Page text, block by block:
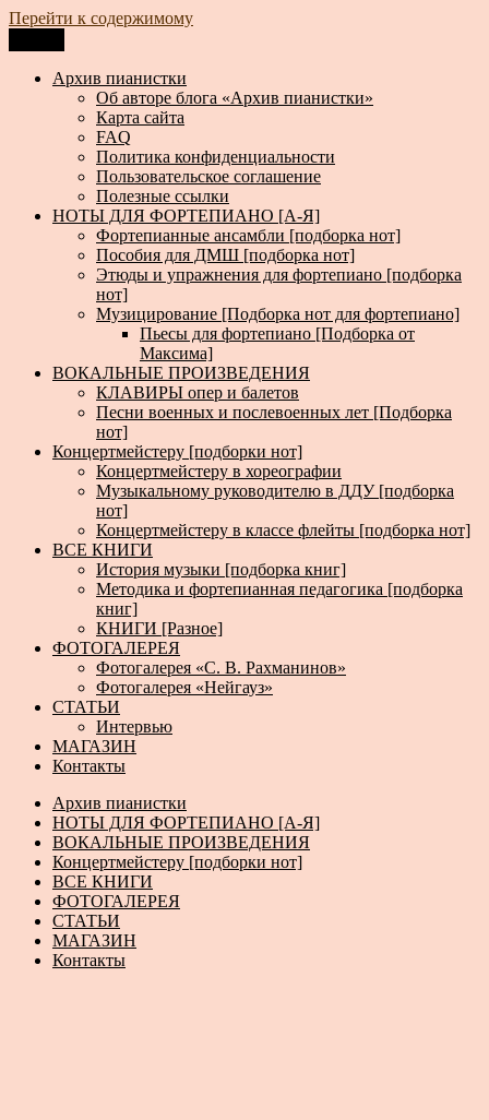
Перейти к содержимому
Архив пианистки
Всё для пианистов: ноты, книги, музыка, статьи…
Архив пианистки
Об авторе блога «Архив пианистки»
Карта сайта
FAQ
Политика конфиденциальности
Пользовательское соглашение
Полезные ссылки
НОТЫ ДЛЯ ФОРТЕПИАНО [А-Я]
Фортепианные ансамбли [подборка нот]
Пособия для ДМШ [подборка нот]
Этюды и упражнения для фортепиано [подборка
нот]
Музицирование [Подборка нот для фортепиано]
Пьесы для фортепиано [Подборка от
Максима]
ВОКАЛЬНЫЕ ПРОИЗВЕДЕНИЯ
КЛАВИРЫ опер и балетов
Песни военных и послевоенных лет [Подборка
нот]
Концертмейстеру [подборки нот]
Концертмейстеру в хореографии
Музыкальному руководителю в ДДУ [подборка
нот]
Концертмейстеру в классе флейты [подборка нот]
ВСЕ КНИГИ
История музыки [подборка книг]
Методика и фортепианная педагогика [подборка
книг]
КНИГИ [Разное]
ФОТОГАЛЕРЕЯ
Фотогалерея «С. В. Рахманинов»
Фотогалерея «Нейгауз»
СТАТЬИ
Интервью
МАГАЗИН
Контакты
Архив пианистки
НОТЫ ДЛЯ ФОРТЕПИАНО [А-Я]
ВОКАЛЬНЫЕ ПРОИЗВЕДЕНИЯ
Концертмейстеру [подборки нот]
ВСЕ КНИГИ
ФОТОГАЛЕРЕЯ
СТАТЬИ
МАГАЗИН
Контакты